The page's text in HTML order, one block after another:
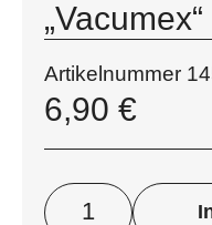
„Vacumex“
Artikelnummer
6,90 €